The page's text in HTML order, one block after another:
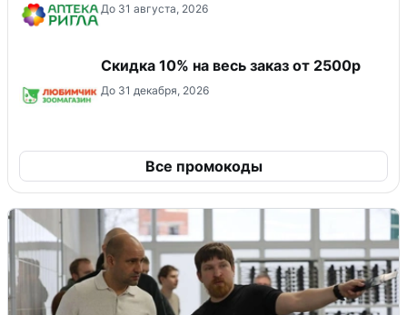
До 31 августа, 2026
Скидка 10% на весь заказ от 2500р
До 31 декабря, 2026
Все промокоды